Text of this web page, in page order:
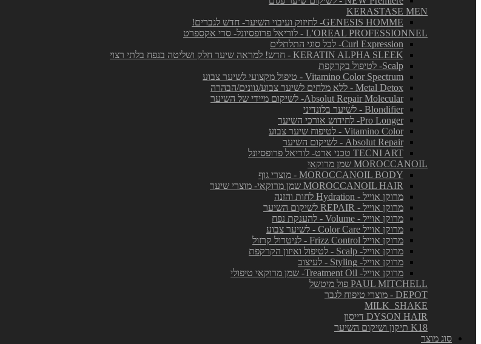
KERASTASE MEN
GENESIS HOMME- לחיזוק ועיבוי השיער- חדש לגברים!
L'OREAL PROFESSIONNEL - לוריאל פרופסיונל- סרי אקספרט
Curl Expression- לכל סוגי התלתלים
KERATIN ALPHA SLEEK - חדש! למראה שיער חלק ושליטה בנפח בלתי רצוי
Scalp- לטיפול בקרקפת
Vitamino Color Spectrum - טיפול מקצועי לשיער צבוע
Metal Detox - ללא מלחים לשיער צבוע/גוונים/הבהרה
Absolut Repair Molecular- לשיקום מיידי של השיער
Blondifier - לשיער בלונדיני
Pro Longer- לחידוש אורכי השיער
Vitamino Color - לטיפוח שיער צבוע
Absolut Repair - לשיקום השיער
TECNI ART טכני ארט- לוריאל פרופסיונל
MOROCCANOIL שמן מרוקאי
MOROCCANOIL BODY - מוצרי גוף
MOROCCANOIL HAIR שמן מרוקאי- מוצרי שיער
מרוקן אוייל - Hydration לחות והזנה
מרוקן אוייל - REPAIR לשיקום השיער
מרוקן אוייל - Volume - להענקת נפח
מרוקן אוייל Color Care - לשיער צבוע
מרוקן אוייל Frizz Control - לניטרול קרזול
מרוקן אוייל- Scalp - לטיפול ואיזון הקרקפת
מרוקן אוייל- Styling - לעיצוב
מרוקן אוייל- Treatment Oil- שמן מרוקאי טיפולי
PAUL MITCHELL פול מיטשל
DEPOT - מוצרי טיפוח לגבר
MILK_SHAKE
DYSON HAIR דייסון
K18 תיקון ושיקום השיער
סוג מוצר